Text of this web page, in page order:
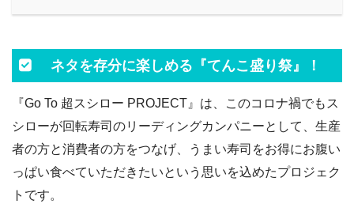
ネタを存分に楽しめる『てんこ盛り祭』！
『Go To 超スシロー PROJECT』は、このコロナ禍でもス
シローが回転寿司のリーディングカンパニーとして、生産
者の方と消費者の方をつなげ、うまい寿司をお得にお腹い
っぱい食べていただきたいという思いを込めたプロジェク
トです。